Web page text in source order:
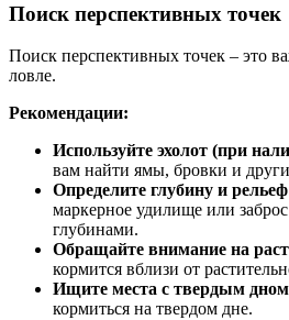
Поиск перспективных точек
Поиск перспективных точек – это
ловле.
Рекомендации:
Используйте эхолот (при
вам найти ямы, бровки и
Определите глубину и
маркерное удилище или
глубинами.
Обращайте внимание на
кормится вблизи от
Ищите места с твердым
кормиться на твердом дне.